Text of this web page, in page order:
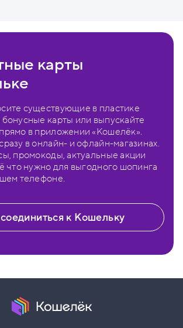
карты
существующие в пластике
карты или выпускайте
в приложении «Кошелёк».
в онлайн- и офлайн-магазинах.
промокоды, актуальные акции
что нужно для выгодного шопинга
телефоне.
к Кошельку